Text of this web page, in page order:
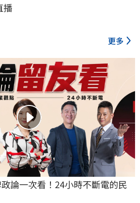
播
更多
論一次看！24小時不斷電的民